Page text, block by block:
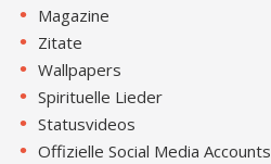
Magazine
Zitate
Wallpapers
Spirituelle Lieder
Statusvideos
Offizielle Social Media Accounts